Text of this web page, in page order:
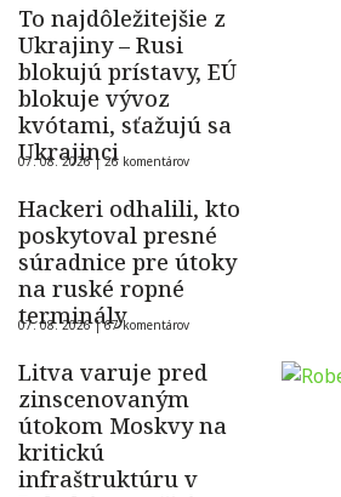
To najdôležitejšie z
Ukrajiny – Rusi
blokujú prístavy, EÚ
blokuje vývoz
kvótami, sťažujú sa
Ukrajinci
07. 08. 2026 |26 komentárov
Hackeri odhalili, kto
poskytoval presné
súradnice pre útoky
na ruské ropné
terminály
07. 08. 2026 |67 komentárov
Litva varuje pred
zinscenovaným
útokom Moskvy na
kritickú
infraštruktúru v